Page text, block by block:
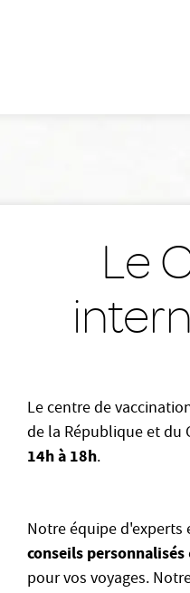
Le
Le centre de
de la République et du
14h à 18h.
Notre équipe d'experts
conseils personnalisés
pour vos voyages.